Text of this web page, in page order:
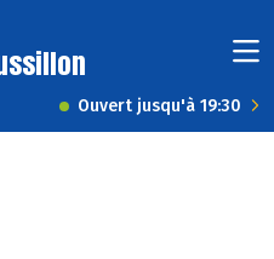
Ouvert jusqu'à 19:30